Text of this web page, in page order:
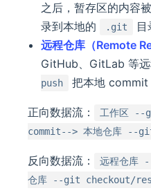
之后，暂存区的内容
录到本地的
.git
目
远程仓库（Remote
GitHub、GitLab 等远
push
把本地 commit
正向数据流：
工作区
commit--> 本地仓库 --
反向数据流：
远程仓
仓库 --git checkout/